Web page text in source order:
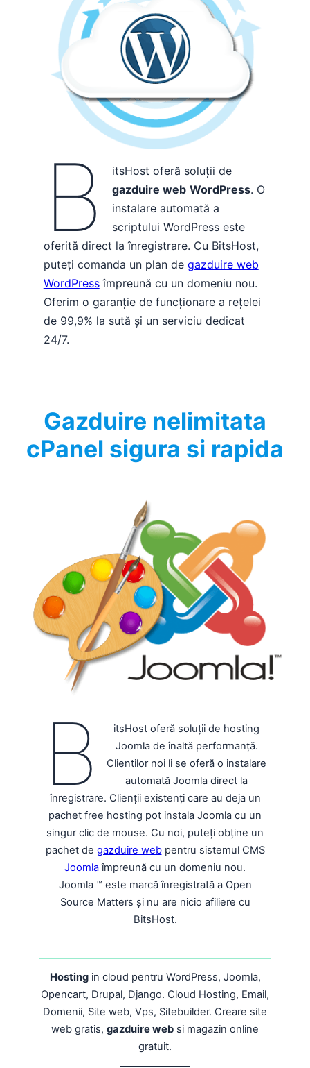
B
itsHost oferă soluții de
gazduire web WordPress. O
instalare automată a
scriptului WordPress este
oferită direct la înregistrare. Cu BitsHost,
puteți comanda un plan de gazduire web
WordPressîmpreună cu un domeniu nou.
Oferim o garanție de funcționare a rețelei
de 99,9% la sută și un serviciu dedicat
24/7.
Gazduire nelimitata
cPanel sigura si rapida
B
itsHost oferă soluții de hosting
Joomla de înaltă performanță.
Clientilor noi li se oferă o instalare
automată Joomla direct la
înregistrare. Clienții existenți care au deja un
pachet free hosting pot instala Joomla cu un
singur clic de mouse. Cu noi, puteți obține un
pachet de gazduire webpentru sistemul CMS
Joomlaîmpreună cu un domeniu nou.
Joomla ™ este marcă înregistrată a Open
Source Matters și nu are nicio afiliere cu
BitsHost.
Hostingin cloud pentru WordPress, Joomla,
Opencart, Drupal, Django. Cloud Hosting, Email,
Domenii, Site web, Vps, Sitebuilder. Creare site
web gratis, gazduire web si magazin online
gratuit.